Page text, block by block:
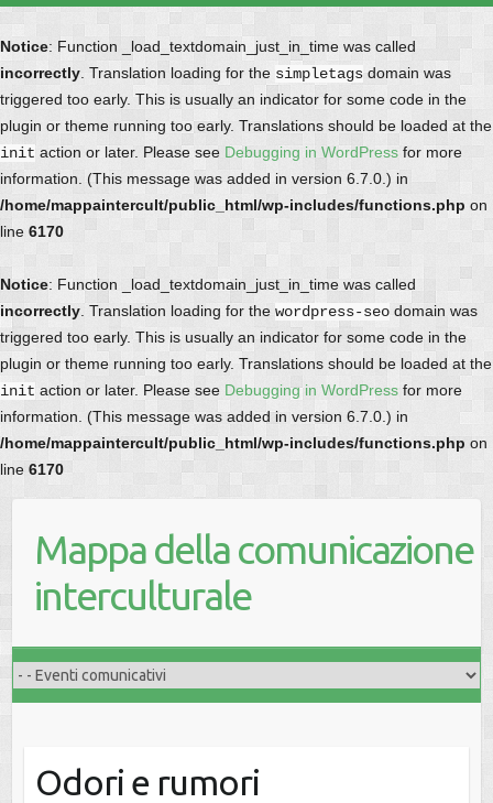
Notice: Function _load_textdomain_just_in_time was called
incorrectly . Translation loading for the simpletags domain was
triggered too early. This is usually an indicator for some code in the
plugin or theme running too early. Translations should be loaded at the
init action or later. Please see Debugging in WordPress for more
information. (This message was added in version 6.7.0.) in
/home/mappaintercult/public_html/wp-includes/functions.php on
line 6170
Notice: Function _load_textdomain_just_in_time was called
incorrectly . Translation loading for the wordpress-seo domain was
triggered too early. This is usually an indicator for some code in the
plugin or theme running too early. Translations should be loaded at the
init action or later. Please see Debugging in WordPress for more
information. (This message was added in version 6.7.0.) in
/home/mappaintercult/public_html/wp-includes/functions.php on
line 6170
Mappa della comunicazione
interculturale
Odori e rumori